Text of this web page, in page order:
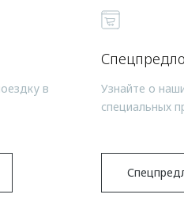
в
Узнайте о
специальных